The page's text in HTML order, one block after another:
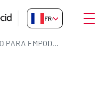
para
FR-FR
COMIENZA UN PROYECTO PARA EMPODERAMIENTO DE MUJERES EN SITUACIÓN DE VULNERABILIDAD EN CUATRO PROVINCIAS DE ARGENTINA